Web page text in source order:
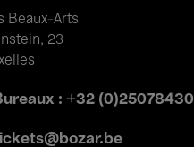
Beaux-Arts
23
: +32 (0)25078430